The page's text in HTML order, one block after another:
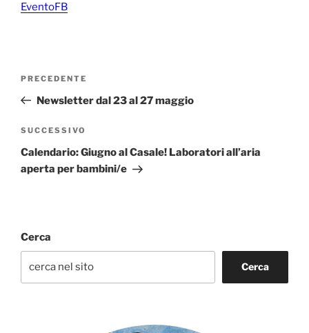
EventoFB
Articolo
precedente:
PRECEDENTE
Newsletter dal 23 al 27 maggio
Articolo
successivo
SUCCESSIVO
Calendario: Giugno al Casale! Laboratori all’aria
aperta per bambini/e
Cerca
Cerca